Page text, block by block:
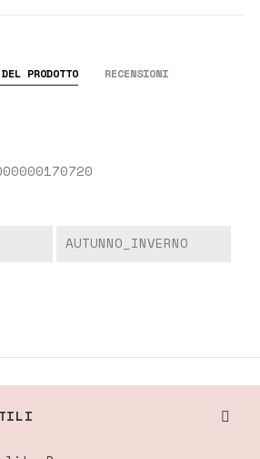
PRODOTTO RECENSIONI
AUTUNNO_INVERNO
